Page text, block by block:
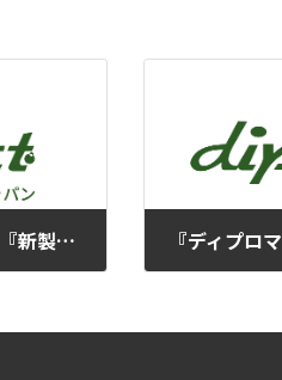
新製品『SOHOシリーズ』日経MJ『新製品』欄にて紹介のお知らせ